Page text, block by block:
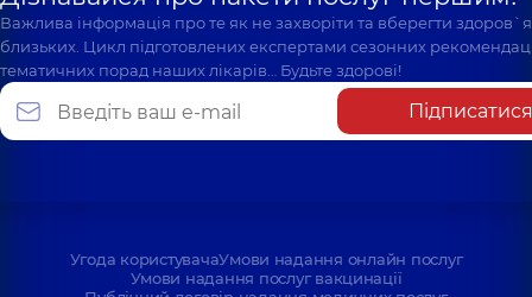
Важлива інформація про те як не захворіти та вберегти
близьких. Цикл підготовлених експертами сезонних
тематичних порад наших лікарів… Будьте здорові!
Підписатися
Угода користувачаУмови надання онлайн послуг
Умови надання послуг вакцинації